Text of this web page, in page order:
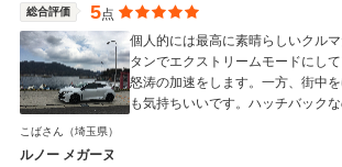
総合評価 5点
個人的には最高に素晴らしいクル
タンでエクストリームモードにし
怒涛の加速をします。一方、街中
も気持ちいいです。ハッチバック
こばさん （埼玉県）
ルノー メガーヌ